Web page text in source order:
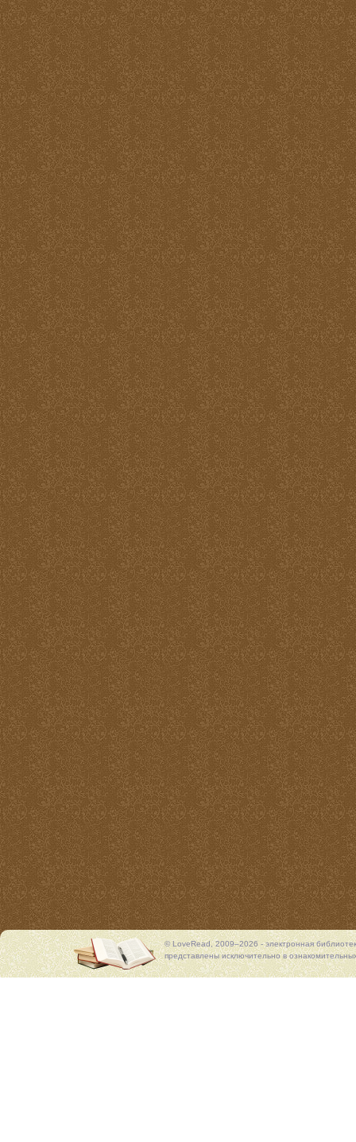
© LoveRead, 2009–2026 - электронная
представлены исключительно в